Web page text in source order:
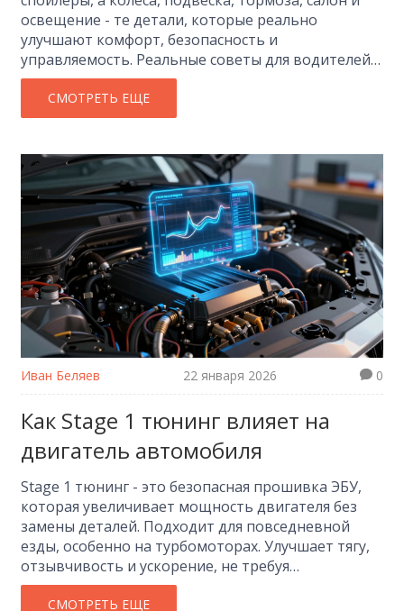
освещение - те детали, которые реально
улучшают комфорт, безопасность и
управляемость. Реальные советы для водителей
в Иркутске.
СМОТРЕТЬ ЕЩЕ
Иван Беляев 22 января 2026 0
Как Stage 1 тюнинг влияет на
двигатель автомобиля
Stage 1 тюнинг - это безопасная прошивка ЭБУ,
которая увеличивает мощность двигателя без
замены деталей. Подходит для повседневной
езды, особенно на турбомоторах. Улучшает тягу,
отзывчивость и ускорение, не требуя
дорогостоящих доработок.
СМОТРЕТЬ ЕЩЕ